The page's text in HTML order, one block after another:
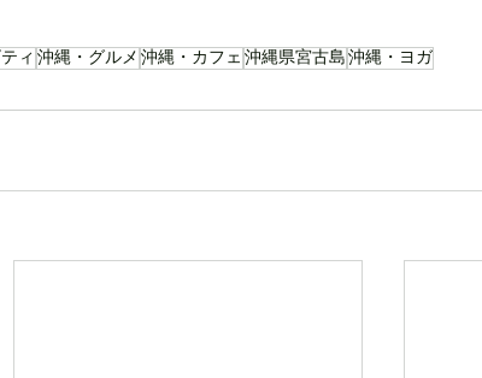
ィ 沖縄・グルメ 沖縄・カフェ 沖縄県宮古島 沖縄・ヨガ